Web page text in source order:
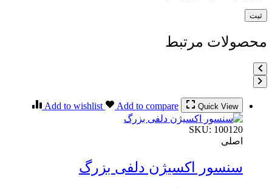
محصولات مرتبط
Quick View
Add to wishlist Add to compare
SKU: 100120
اصلی
سنسور اکسیژن دلفی بزرگ